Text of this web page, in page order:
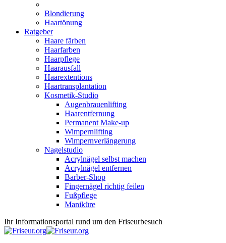
Blondierung
Haartönung
Ratgeber
Haare färben
Haarfarben
Haarpflege
Haarausfall
Haarextentions
Haartransplantation
Kosmetik-Studio
Augenbrauenlifting
Haarentfernung
Permanent Make-up
Wimpernlifting
Wimpernverlängerung
Nagelstudio
Acrylnägel selbst machen
Acrylnägel entfernen
Barber-Shop
Fingernägel richtig feilen
Fußpflege
Maniküre
Ihr Informationsportal rund um den Friseurbesuch